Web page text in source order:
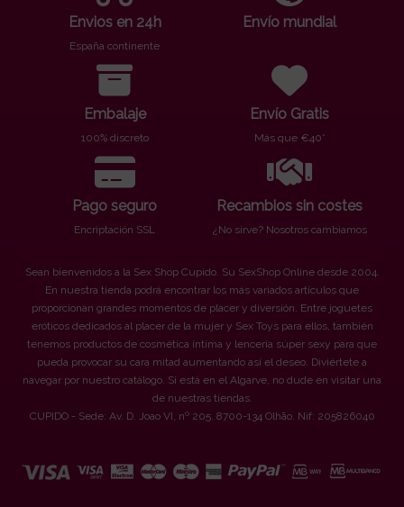
Envios en 24h
España continente
Envío mundial
Embalaje
100% discreto
Envío Gratis
Más que €40*
Pago seguro
Encriptación SSL
Recambios sin costes
¿No sirve? Nosotros cambiamos
Sean bienvenidos a la Sex Shop Cupido. Su SexShop Online desde 2004.
En nuestra tienda podrá encontrar los más variados artículos que
proporcionan grandes momentos de placer y diversión. Entre joguetes
eróticos dedicados al placer de la mujer y Sex Toys para ellos, también
tenemos productos de cosmética íntima y lencería súper sexy para que
pueda provocar su cara mitad aumentando así el deseo. Diviértete a
navegar por nuestro catálogo. Si está en el Algarve, no dude en visitar una
de nuestras tiendas.
CUPIDO - Sede: Av. D. Joao VI, nº 205. 8700-134 Olhão. Nif: 205826040